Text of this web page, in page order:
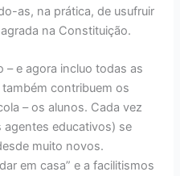
as, na prática, de usufruir
na Constituição.
– e agora incluo todas as
contribuem os
– os alunos. Cada vez
educativos) se
muito novos.
em casa” e a facilitismos